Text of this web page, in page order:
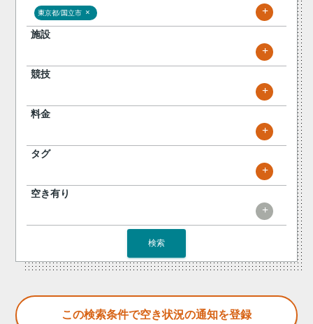
東京都/国立市 × +
施設
+
競技
+
料金
+
タグ
+
空き有り
+
検索